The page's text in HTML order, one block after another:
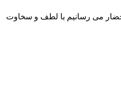
می رسانیم با لطف و سخاوت